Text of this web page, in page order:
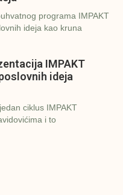
programa IMPAKT
ideja kao kruna
IMPAKT
ideja
ciklus IMPAKT
i to